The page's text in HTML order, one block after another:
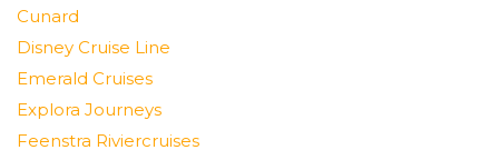
Cunard
Disney Cruise Line
Emerald Cruises
Explora Journeys
Feenstra Riviercruises